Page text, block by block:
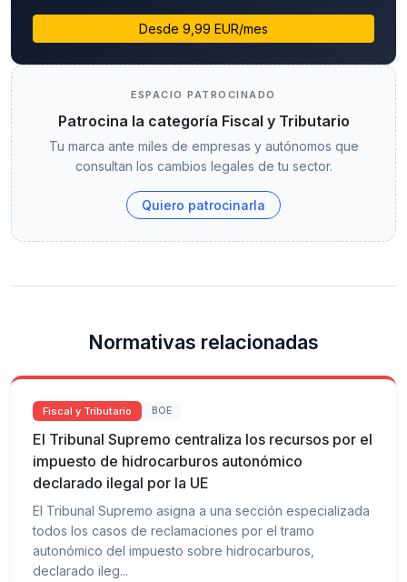
Desde 9,99 EUR/mes
ESPACIO PATROCINADO
Patrocina la categoría Fiscal y Tributario
Tu marca ante miles de empresas y autónomos que
consultan los cambios legales de tu sector.
Quiero patrocinarla
Normativas relacionadas
Fiscal y Tributario BOE
El Tribunal Supremo centraliza los recursos por el
impuesto de hidrocarburos autonómico
declarado ilegal por la UE
El Tribunal Supremo asigna a una sección especializada
todos los casos de reclamaciones por el tramo
autonómico del impuesto sobre hidrocarburos,
declarado ileg...